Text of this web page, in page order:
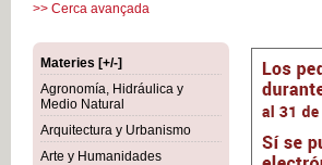
>> Cerca avançada
Materies [+/-]
Agronomía, Hidráulica y
Medio Natural
Arquitectura y Urbanismo
Arte y Humanidades